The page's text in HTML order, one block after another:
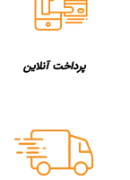
پرداخت آنلاین